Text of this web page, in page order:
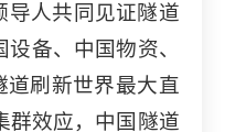
导人共同见证隧道
备、中国物资、
刷新世界最大直
群效应，中国隧道